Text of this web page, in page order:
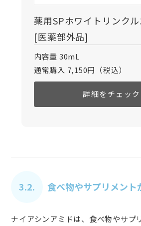
薬用SPホワイトリンク
[医薬部外品]
内容量 30mL
通常購入 7,150円（税込）
詳細をチェック
3.2. 食べ物やサプリメント
ナイアシンアミドは、食べ物やサプ